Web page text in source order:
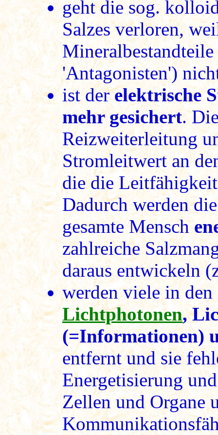
geht die sog.
Salzes verloren,
'Antagonisten')
ist derelektrische
mehr gesichert.
Reizweiterleitung
Stromleitwert an
die die
Dadurch werden
gesamte Mensch
zahlreiche
daraus entwickeln
werden viele in
Lichtphotonen,
(=Informationen)
entfernt und sie
Energetisierung
Zellen und Organe